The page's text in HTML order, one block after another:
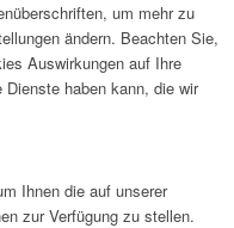
um mehr zu
ändern. Beachten Sie,
Auswirkungen auf Ihre
haben kann, die wir
Ihnen die auf unserer
zur Verfügung zu stellen.